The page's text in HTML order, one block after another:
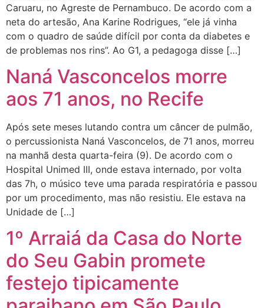
Caruaru, no Agreste de Pernambuco. De acordo com a
neta do artesão, Ana Karine Rodrigues, “ele já vinha
com o quadro de saúde difícil por conta da diabetes e
de problemas nos rins”. Ao G1, a pedagoga disse […]
Naná Vasconcelos morre
aos 71 anos, no Recife
Após sete meses lutando contra um câncer de pulmão,
o percussionista Naná Vasconcelos, de 71 anos, morreu
na manhã desta quarta-feira (9). De acordo com o
Hospital Unimed III, onde estava internado, por volta
das 7h, o músico teve uma parada respiratória e passou
por um procedimento, mas não resistiu. Ele estava na
Unidade de […]
1º Arraiá da Casa do Norte
do Seu Gabin promete
festejo tipicamente